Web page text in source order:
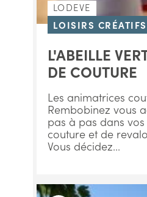
LODEVE
LOISIRS CRÉATIFS
L'ABEILLE
DE COUTURE
Les animatrices
Rembobinez vous
pas à pas dans
couture et de
Vous décidez...